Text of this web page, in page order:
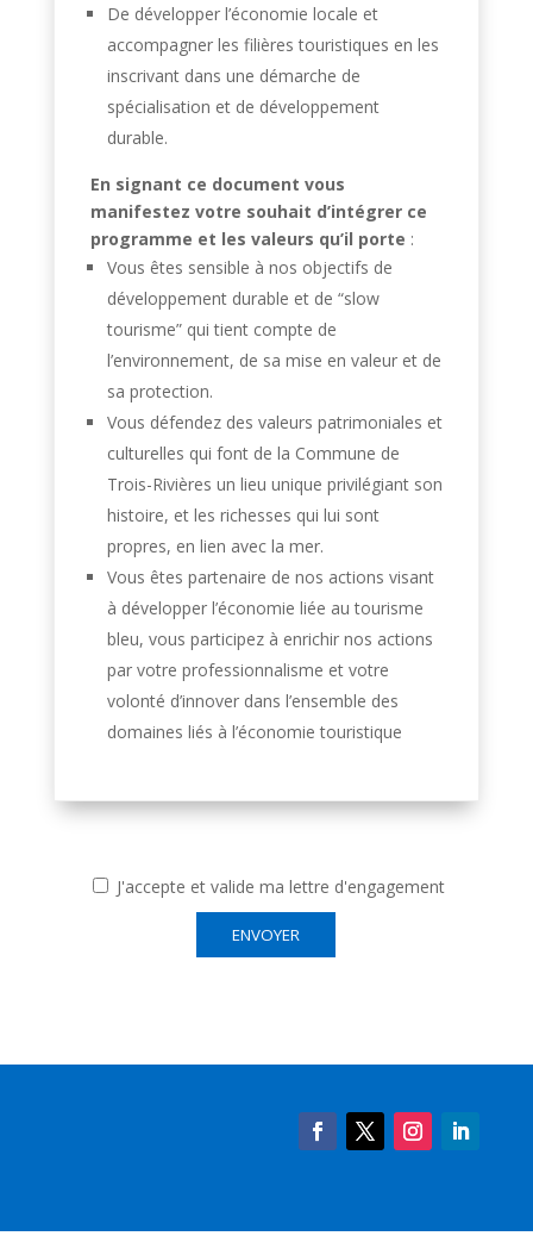
De développer l’économie locale et
accompagner les filières touristiques en les
inscrivant dans une démarche de
spécialisation et de développement
durable.
En signant ce document vous
manifestez votre souhait d’intégrer ce
programme et les valeurs qu’il porte :
Vous êtes sensible à nos objectifs de
développement durable et de “slow
tourisme” qui tient compte de
l’environnement, de sa mise en valeur et de
sa protection.
Vous défendez des valeurs patrimoniales et
culturelles qui font de la Commune de
Trois-Rivières un lieu unique privilégiant son
histoire, et les richesses qui lui sont
propres, en lien avec la mer.
Vous êtes partenaire de nos actions visant
à développer l’économie liée au tourisme
bleu, vous participez à enrichir nos actions
par votre professionnalisme et votre
volonté d’innover dans l’ensemble des
domaines liés à l’économie touristique
J'accepte et valide ma lettre d'engagement